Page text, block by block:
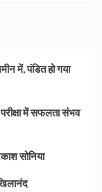
में, पंडित हो गया
में सफलता संभव
सोनिया